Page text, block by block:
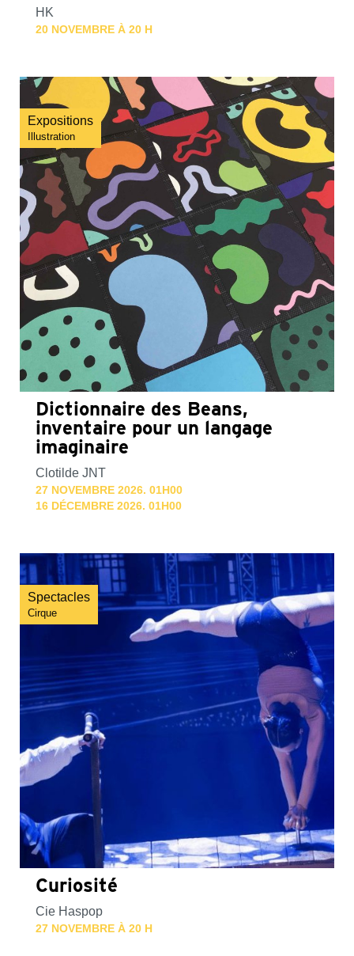
HK
20 NOVEMBRE À 20 H
Expositions
Illustration
Dictionnaire des Beans,
inventaire pour un langage
imaginaire
Clotilde JNT
27 NOVEMBRE 2026. 01H00
16 DÉCEMBRE 2026. 01H00
Spectacles
Cirque
Curiosité
Cie Haspop
27 NOVEMBRE À 20 H